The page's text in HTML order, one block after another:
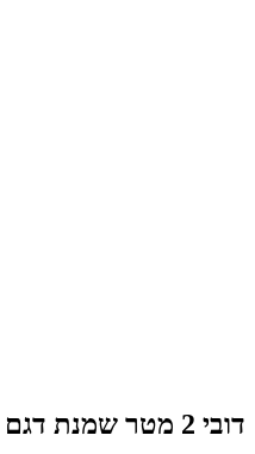
דובי 2 מטר שמנת דגם מיקי